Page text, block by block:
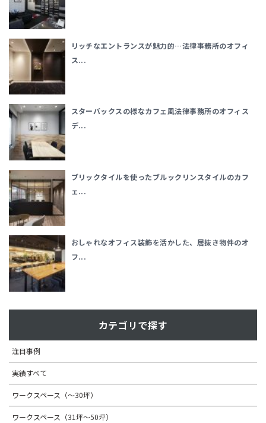
リッチなエントランスが魅力的…法律事務所のオフィ
ス...
スターバックスの様なカフェ風法律事務所のオフィス
デ...
ブリックタイルを使ったブルックリンスタイルのカフ
ェ...
おしゃれなオフィス装飾を活かした、居抜き物件のオ
フ...
カテゴリで探す
注目事例
実績すべて
ワークスペース（～30坪）
ワークスペース（31坪〜50坪）